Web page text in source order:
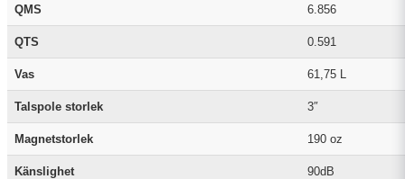
QMS 6.856
QTS 0.591
Vas 61,75 L
Talspole storlek 3″
Magnetstorlek 190 oz
Känslighet 90dB